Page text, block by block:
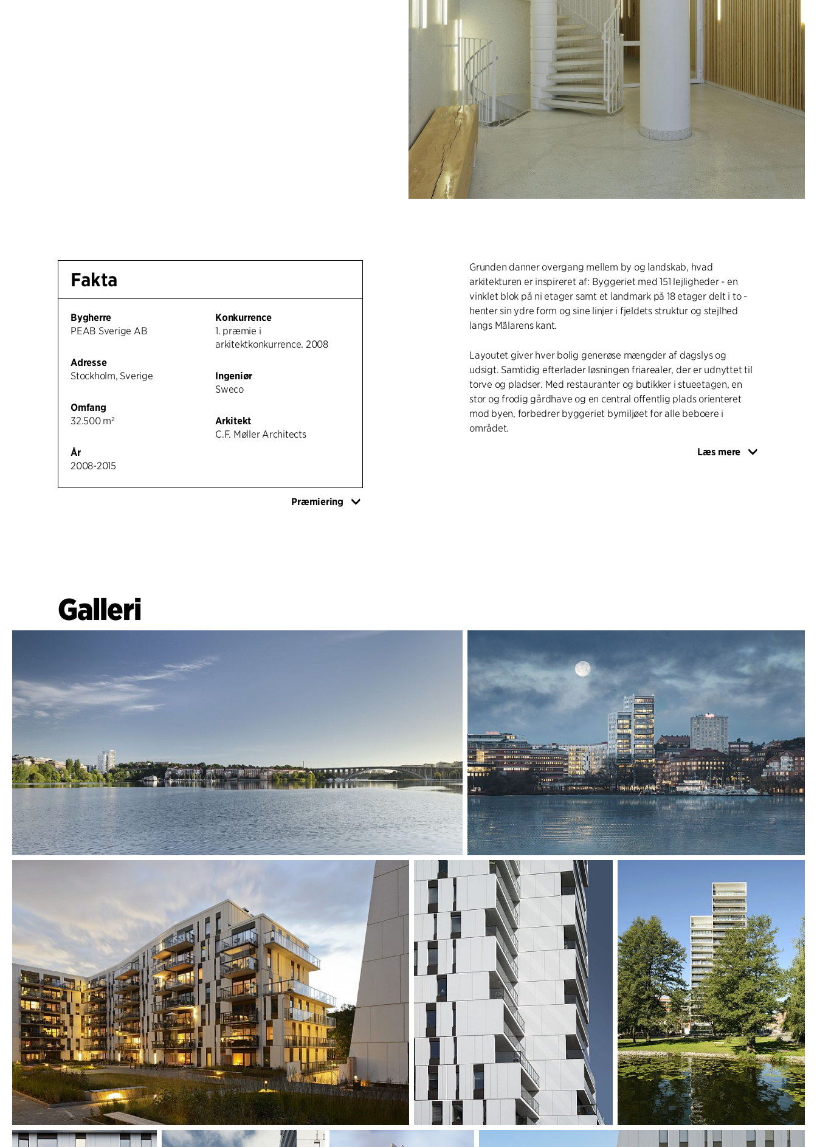
Fakta
Bygherre
PEAB Sverige AB
Adresse
Stockholm, Sverige
Omfang
32.500 m²
År
2008-2015
Konkurrence
1. præmie i
arkitektkonkurrence. 2008
Ingeniør
Sweco
Arkitekt
C.F. Møller Architects
Præmiering
Grunden danner overgang mellem by og landskab, hvad
arkitekturen er inspireret af: Byggeriet med 151 lejligheder - en
vinklet blok på ni etager samt et landmark på 18 etager delt i to -
henter sin ydre form og sine linjer i fjeldets struktur og stejlhed
langs Mälarens kant.
Layoutet giver hver bolig generøse mængder af dagslys og
udsigt. Samtidig efterlader løsningen friarealer, der er udnyttet til
torve og pladser. Med restauranter og butikker i stueetagen, en
stor og frodig gårdhave og en central offentlig plads orienteret
mod byen, forbedrer byggeriet bymiljøet for alle beboere i
området.
Tårnet huser de større lejligheder, med udsyn i flere retninger og
Læs mere
Galleri